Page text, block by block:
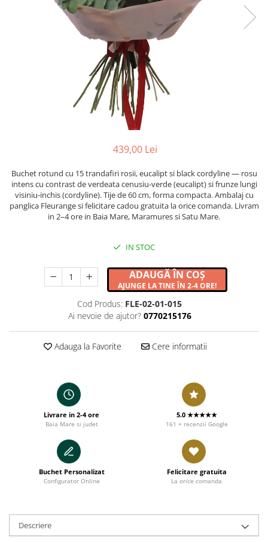
439,00 Lei
Buchet rotund cu 15 trandafiri rosii, eucalipt si black cordyline — rosu
intens cu contrast de verdeata cenusiu-verde (eucalipt) si frunze lungi
visiniu-inchis (cordyline). Tije de 60 cm, forma compacta. Ambalaj cu
panglica Fleurange si felicitare cadou gratuita la orice comanda. Livram
in 2–4 ore in Baia Mare, Maramures si Satu Mare.
IN STOC
ADAUGĂ ÎN COȘ
AJUNGE LA TINE ÎN 2-4 ORE!
Cod Produs: FLE-02-01-015
Ai nevoie de ajutor? 0770215176
Adauga la Favorite Cere informatii
Livrare in 2-4 ore
Baia Mare si judet
5.0 ★★★★★
161 + recenzii Google
Buchet Personalizat
Configurator Online
Felicitare gratuita
La orice comanda
Descriere